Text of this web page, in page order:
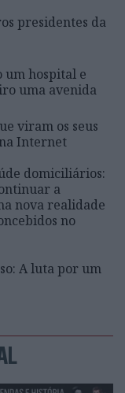
presidentes da
um hospital e
uma avenida
viram os seus
Internet
domiciliários:
a
nova realidade
no
A luta por um